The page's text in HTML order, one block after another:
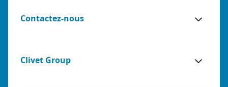
Contactez-nous
Clivet Group